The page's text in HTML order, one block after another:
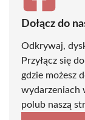
Dołącz do
Odkrywaj,
Przyłącz się
gdzie możesz
wydarzeniach
polub naszą